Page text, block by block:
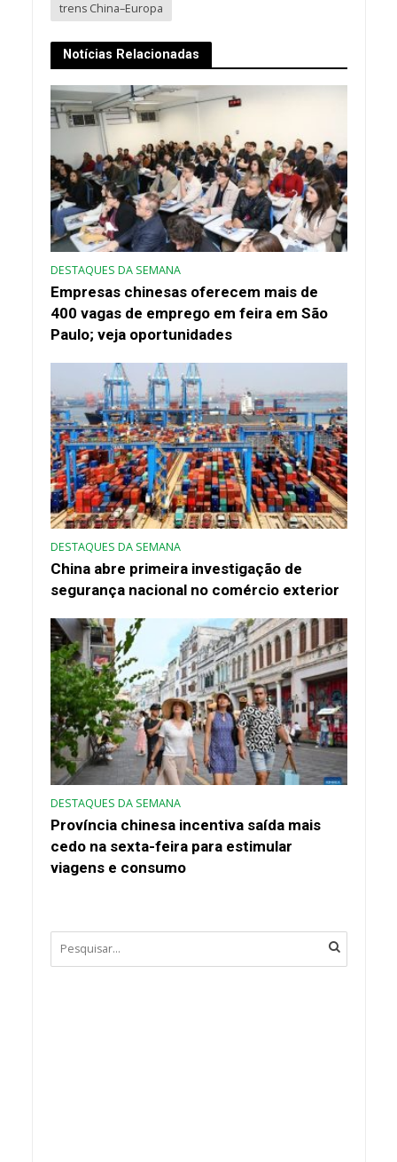
trens China–Europa
Notícias Relacionadas
DESTAQUES DA SEMANA
Empresas chinesas oferecem mais de
400 vagas de emprego em feira em São
Paulo; veja oportunidades
DESTAQUES DA SEMANA
China abre primeira investigação de
segurança nacional no comércio exterior
DESTAQUES DA SEMANA
Província chinesa incentiva saída mais
cedo na sexta-feira para estimular
viagens e consumo